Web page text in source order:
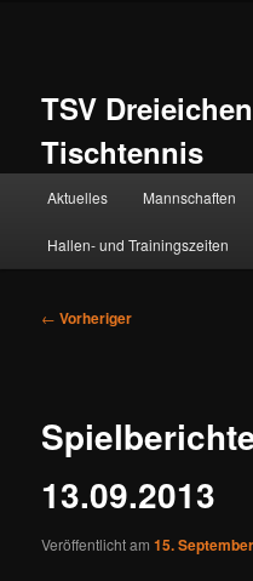
TSV
Tischtennis
Aktuelles Mannschaften
Hallen- und Trainingszeiten
Beitragsnavigation
← Vorheriger
13.09.2013
Veröffentlicht am15.